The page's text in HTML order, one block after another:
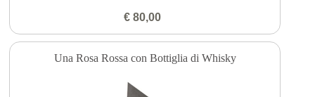
€ 80,00
Una Rosa Rossa con Bottiglia di Whisky